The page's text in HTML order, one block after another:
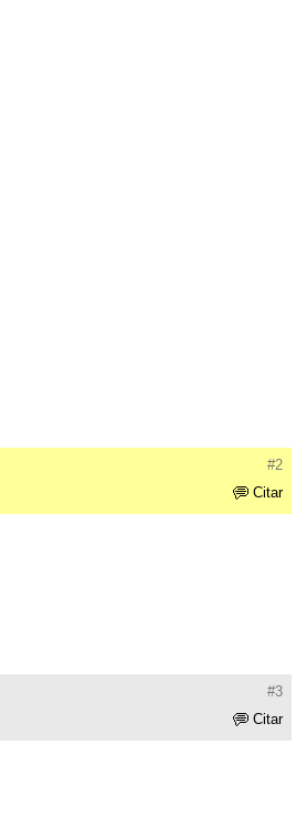
#2
Citar
#3
Citar